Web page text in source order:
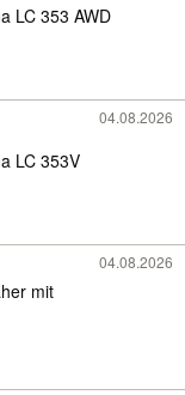
LC 353 AWD
04.08.2026
LC 353V
04.08.2026
mit